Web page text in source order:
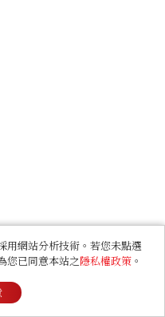
用網站分析技術。若您未點選
您已同意本站之隱私權政策 。